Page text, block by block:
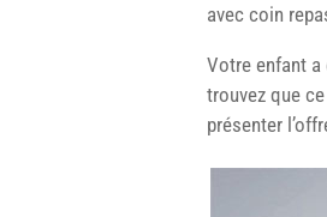
avec coin
Votre enfant a
trouvez que
présenter